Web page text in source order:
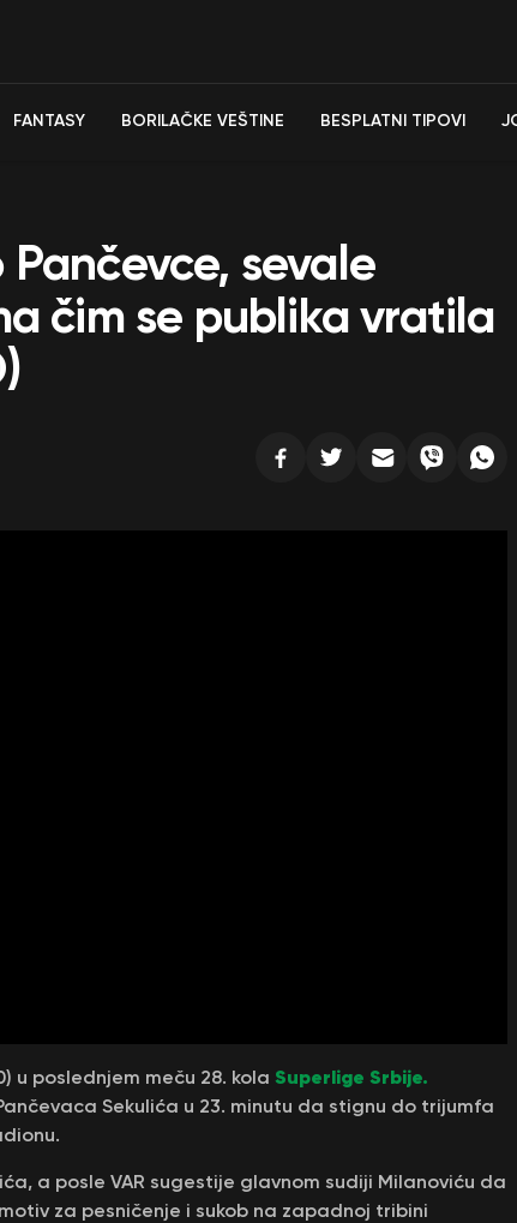
FANTASY BORILAČKE VEŠTINE BESPLATNI TIPOVI
sevale
čim se publika vratila
u poslednjem meču 28. kola Superlige Srbije.
Sekulića u 23. minutu da stignu do trijumfa
a posle VAR sugestije glavnom sudiji Milanoviću da
za pesničenje i sukob na zapadnoj tribini